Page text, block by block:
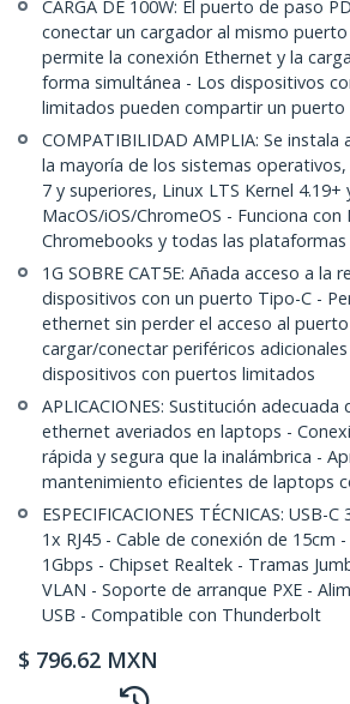
CARGA DE 100W: El puerto de paso
conectar un cargador al mismo puerto
permite la conexión Ethernet y la
forma simultánea - Los dispositivos
limitados pueden compartir un puerto
COMPATIBILIDAD AMPLIA: Se
la mayoría de los sistemas
7 y superiores, Linux LTS Kernel 4.19+
MacOS/iOS/ChromeOS - Funciona con
Chromebooks y todas las
1G SOBRE CAT5E: Añada acceso a la
dispositivos con un puerto Tipo-C -
ethernet sin perder el acceso al
cargar/conectar periféricos
dispositivos con puertos limitados
APLICACIONES: Sustitución
ethernet averiados en laptops -
rápida y segura que la inalámbrica -
mantenimiento eficientes de laptops
ESPECIFICACIONES TÉCNICAS: USB-
1x RJ45 - Cable de conexión de 15cm
1Gbps - Chipset Realtek - Tramas
VLAN - Soporte de arranque PXE -
USB - Compatible con Thunderbolt
$ 796.62 MXN